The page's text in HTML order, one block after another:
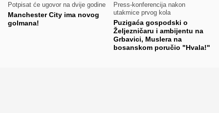
Potpisat će ugovor na dvije godine
Manchester City ima novog
golmana!
Press-konferencija nakon
utakmice prvog kola
Puzigaća gospodski o
Željezničaru i ambijentu na
Grbavici, Muslera na
bosanskom poručio "Hvala!"